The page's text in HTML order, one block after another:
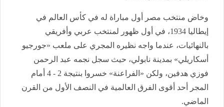
وخاض منتخب مصر أول مباراة له في كأس العالم في
إيطاليا 1934، في أول ظهور لمنتخب عربي وأفريقي
بالنهائيات، عندما واجه نظيره المجري على ملعب «جورجيو
أسكاريلي» بمدينة نابولي، حيث سجل نجمه عبد الرحمن
فوزي هدفين، ولكن «الفراعنة» خسروا بنتيجة 2 - 4 أمام
المجر أحد أقوى الفرق العالمية في النصف الأول من القرن
الماضي.